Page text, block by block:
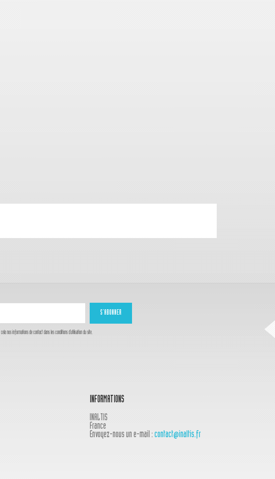
nos informations de contact dans les conditions d'utilisation du site.
INFORMATIONS
INALTIS
France
Envoyez-nous un e-mail : contact@inaltis.fr